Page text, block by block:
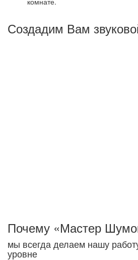
Создадим Вам
Почему «Мастер
мы всегда делаем нашу
уровне